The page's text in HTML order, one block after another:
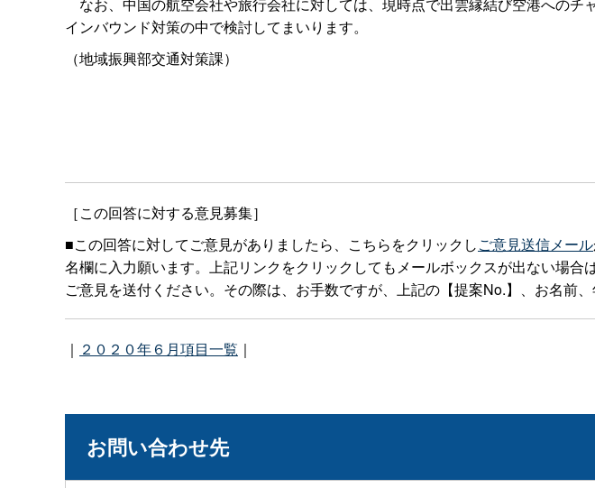
インバウンド対策の中で検討してまいります。
（地域振興部交通対策課）
［この回答に対する意見募集］
■この回答に対してご意見がありましたら、こちらをクリックしご意見送信メール
名欄に入力願います。上記リンクをクリックしてもメールボックスが出ない場
ご意見を送付ください。その際は、お手数ですが、上記の【提案No.】、お名前
｜ ２０２０年６月項目一覧 ｜
お問い合わせ先